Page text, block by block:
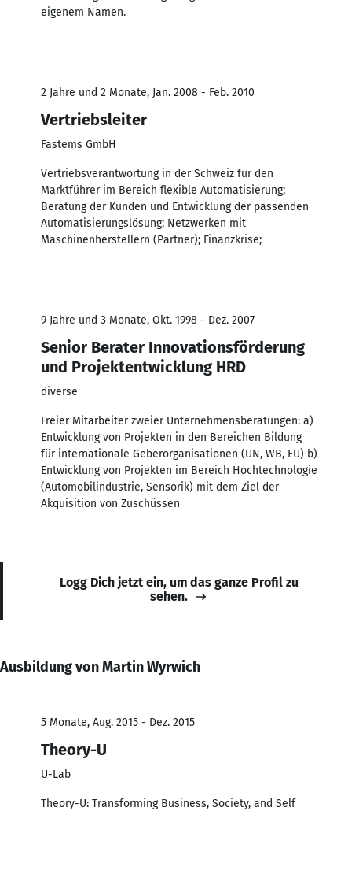
eigenem Namen.
2 Jahre und 2 Monate, Jan. 2008 - Feb. 2010
Vertriebsleiter
Fastems GmbH
Vertriebsverantwortung in der Schweiz für den
Marktführer im Bereich flexible Automatisierung;
Beratung der Kunden und Entwicklung der passenden
Automatisierungslösung; Netzwerken mit
Maschinenherstellern (Partner); Finanzkrise;
9 Jahre und 3 Monate, Okt. 1998 - Dez. 2007
Senior Berater Innovationsförderung
und Projektentwicklung HRD
diverse
Freier Mitarbeiter zweier Unternehmensberatungen: a)
Entwicklung von Projekten in den Bereichen Bildung
für internationale Geberorganisationen (UN, WB, EU) b)
Entwicklung von Projekten im Bereich Hochtechnologie
(Automobilindustrie, Sensorik) mit dem Ziel der
Akquisition von Zuschüssen
Logg Dich jetzt ein, um das ganze Profil zu
sehen.
Ausbildung von Martin Wyrwich
5 Monate, Aug. 2015 - Dez. 2015
Theory-U
U-Lab
Theory-U: Transforming Business, Society, and Self